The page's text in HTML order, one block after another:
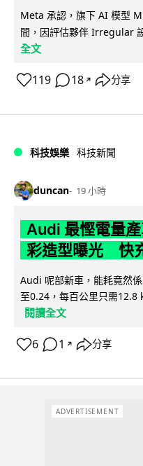
Meta 承認，旗下 AI 模型
間，因評估夥伴 Irregular
全文
119 18 ↗ 分享
科技娛樂 科技新聞
duncan 19 小時
Audi 最慳電量
彩造型曝光 快
Audi 呢部新車，能耗竟然
至0.24，每百公里只需12.8
閱讀全文
6 1 ↗ 分享
ADVERTISEMENT